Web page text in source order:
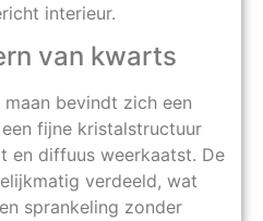
interieur.
van kwarts
bevindt zich een
een fijne kristalstructuur
en diffuus weerkaatst. De
verdeeld, wat
sprankeling zonder